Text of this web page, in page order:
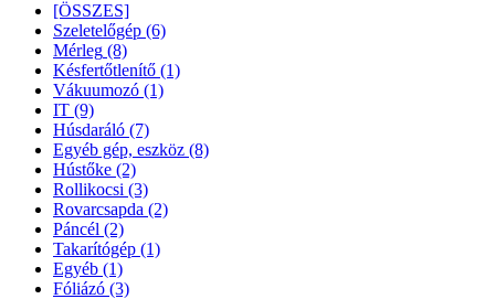
[ÖSSZES]
Szeletelőgép (6)
Mérleg (8)
Késfertőtlenítő (1)
Vákuumozó (1)
IT (9)
Húsdaráló (7)
Egyéb gép, eszköz (8)
Hústőke (2)
Rollikocsi (3)
Rovarcsapda (2)
Páncél (2)
Takarítógép (1)
Egyéb (1)
Fóliázó (3)